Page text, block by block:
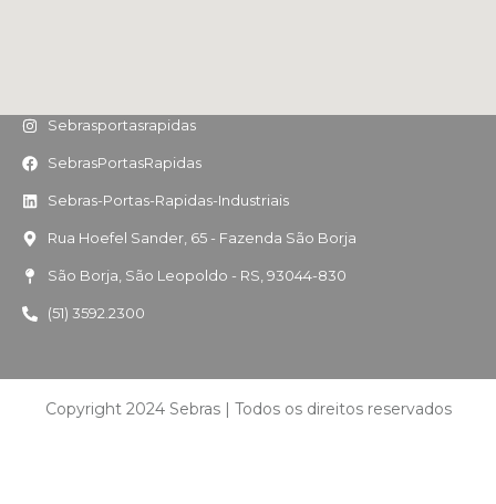
Sebrasportasrapidas
SebrasPortasRapidas
Sebras-Portas-Rapidas-Industriais
Rua Hoefel Sander, 65 - Fazenda São Borja
São Borja, São Leopoldo - RS, 93044-830
(51) 3592.2300
Copyright 2024 Sebras | Todos os direitos reservados